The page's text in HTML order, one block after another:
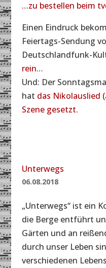
…zu bestellen beim
Einen Eindruck
Feiertags-Sendung
Deutschlandfunk-
rein…
Und: Der
hat das Nikolauslied
Szene gesetzt.
Unterwegs
06.08.2018
„Unterwegs“ ist ein
die Berge entführt
Gärten und an
durch unser Leben
verschiedenen